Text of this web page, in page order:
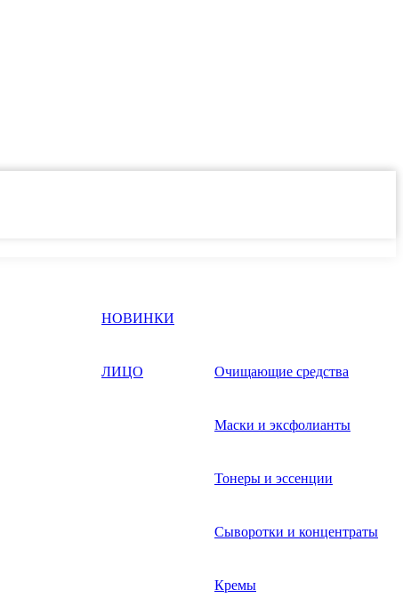
НОВИНКИ
ЛИЦО Очищающие средства
Маски и эксфолианты
Тонеры и эссенции
Сыворотки и концентраты
Кремы